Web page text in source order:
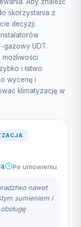
skorzystania z
decyzji.
gazowy UDT.
możliwości
i łatwo
wycenę i
klimatyzację w
Po umowieniu
nawet
sumieniem i